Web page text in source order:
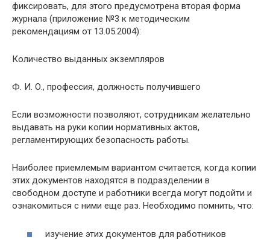
фиксировать, для этого предусмотрена вторая форма
журнала (приложение №3 к методическим
рекомендациям от 13.05.2004):
Количество выданных экземпляров
Ф. И. О., профессия, должность получившего
Если возможности позволяют, сотрудникам желательно
выдавать на руки копии нормативных актов,
регламентирующих безопасность работы.
Наиболее приемлемым вариантом считается, когда копии
этих документов находятся в подразделении в
свободном доступе и работники всегда могут подойти и
ознакомиться с ними еще раз. Необходимо помнить, что:
изучение этих документов для работников